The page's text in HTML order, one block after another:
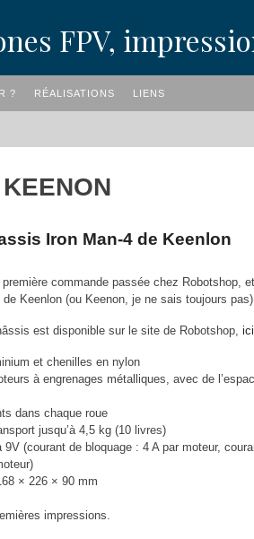
FPV,
? RÉALISATIONS LIENS
KEENON
Iron Man-4 de Keenlon
commande passée chez Robotshop,
Keenlon (ou Keenon, je ne sais toujours pas).
est disponible sur le site de Robotshop, ici
et chenilles en nylon
à engrenages métalliques, avec de
dans chaque roue
jusqu’à 4,5 kg (10 livres)
9V (courant de bloquage : 4 A par moteur,
× 226 × 90 mm
impressions.